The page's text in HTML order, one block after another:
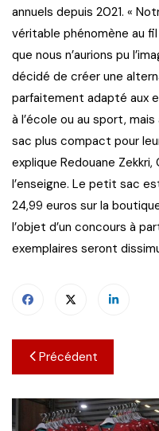
annuels depuis 2021. «
véritable phénomène au
que nous n’aurions pu
décidé de créer une
parfaitement adapté aux
à l’école ou au sport,
sac plus compact pour
explique Redouane
l’enseigne. Le petit sac
24,99 euros sur la
l’objet d’un concours à
exemplaires seront
Navigation
de
l’article
Précédent